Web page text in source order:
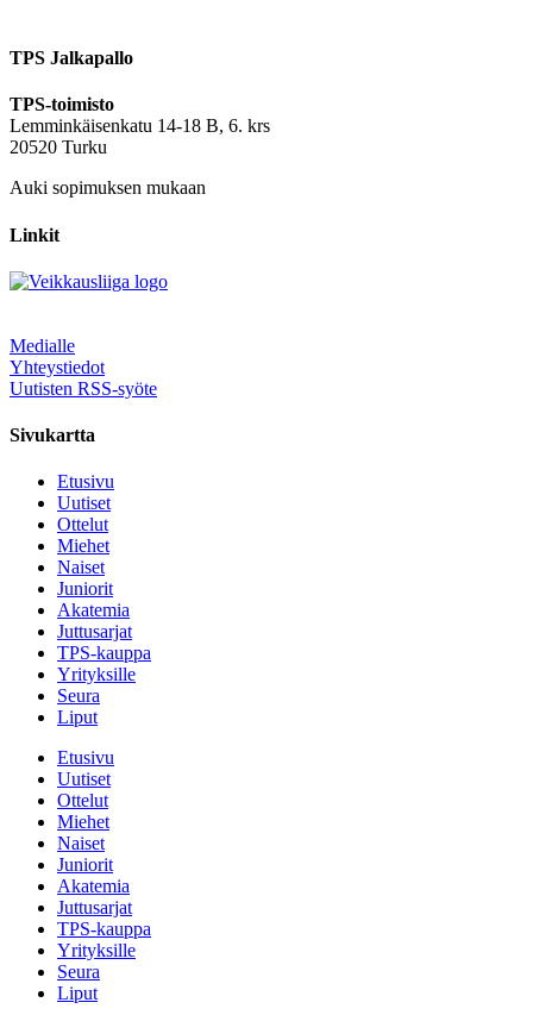
TPS Jalkapallo
TPS-toimisto
Lemminkäisenkatu 14-18 B, 6. krs
20520 Turku
Auki sopimuksen mukaan
Linkit
Medialle
Yhteystiedot
Uutisten RSS-syöte
Sivukartta
Etusivu
Uutiset
Ottelut
Miehet
Naiset
Juniorit
Akatemia
Juttusarjat
TPS-kauppa
Yrityksille
Seura
Liput
Etusivu
Uutiset
Ottelut
Miehet
Naiset
Juniorit
Akatemia
Juttusarjat
TPS-kauppa
Yrityksille
Seura
Liput